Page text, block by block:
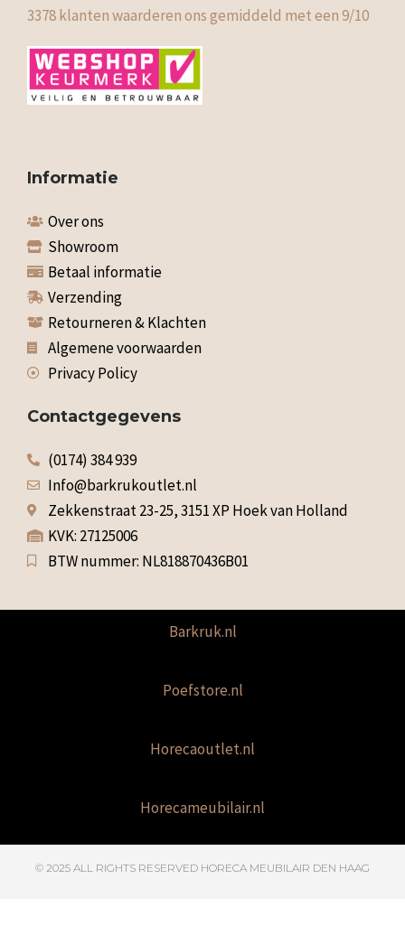
3378klanten waarderen ons gemiddeld met een9/10
Informatie
Over ons
Showroom
Betaal informatie
Verzending
Retourneren & Klachten
Algemene voorwaarden
Privacy Policy
Contactgegevens
(0174) 384 939
Info@barkrukoutlet.nl
Zekkenstraat 23-25, 3151 XP Hoek van Holland
KVK: 27125006
BTW nummer: NL818870436B01
Barkruk.nl
Poefstore.nl
Horecaoutlet.nl
Horecameubilair.nl
© 2025 ALL RIGHTS RESERVED​ HORECA MEUBILAIR DEN HAAG